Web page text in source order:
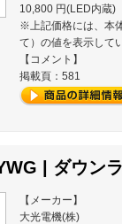
10,800 円(LED内蔵)
※上記価格には、本
て）の値を表示して
【コメント】
掲載頁：581
| ダウン
【メーカー】
大光電機(株)